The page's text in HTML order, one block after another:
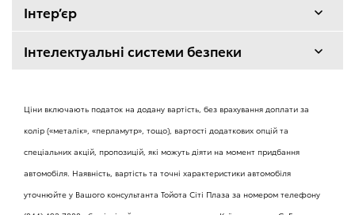
Колісні диски сталеві, шини 195/65R15
Колісні диски сталеві, шини 205/60R16
Освітлення
Оглядовість
Інтер’єр
Оздоблення салону
Комфорт
Інтелектуальні системи безпеки
Система контролю та інформування про втомлення
водія
ABS + BA + EBD - антиблокувальна система
гальмування з системою допомоги при екстреному
Ціни включають податок на додану вартість, без врахування доплати за
колір («металік», «перламутр», тощо), вартості додаткових опцій та
спеціальних акцій, пропозицій, які можуть діяти на момент придбання
автомобіля. Наявність, вартість та точні характеристики автомобіля
уточнюйте у Вашого консультанта Тойота Сіті Плаза за номером телефону